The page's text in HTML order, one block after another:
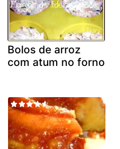
Bolos de arroz
com atum no forno